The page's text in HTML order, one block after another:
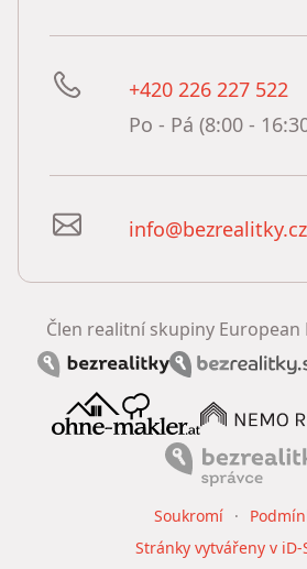
+420 226 227 522
Po - Pá (8:00 -
info@bezrealitky.cz
Člen realitní skupiny European
Soukromí
Stránky vytvářeny v iD-